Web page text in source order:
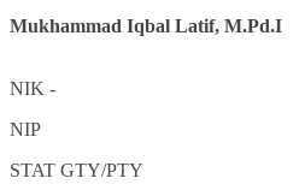
Mukhammad Iqbal Latif, M.Pd.I
NIK -
NIP
STAT GTY/PTY